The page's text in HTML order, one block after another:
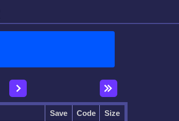
Save Code
Size